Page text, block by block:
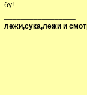
бу!
лежи,сука,лежи и